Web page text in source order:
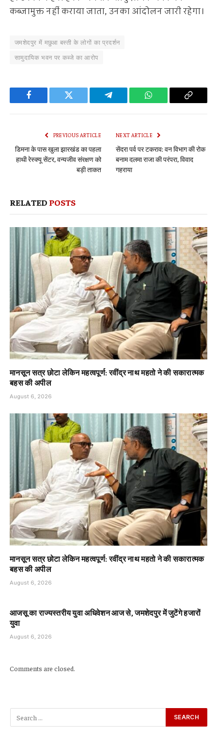
कब्जामुक्त नहीं कराया जाता, उनका आंदोलन जारी रहेगा।
जमशेदपुर में मछुआ बस्ती के लोगों का प्रदर्शन
सामुदायिक भवन पर कब्जे का आरोप
Facebook Twitter Telegram WhatsApp Copy
PREVIOUS ARTICLE
डिमना के पास खुला झारखंड का पहला
हाथी रेस्क्यू सेंटर, वन्यजीव संरक्षण को
बड़ी ताकत
NEXT ARTICLE
सेंदरा पर्व पर टकराव: वन विभाग की रोक
बनाम दलमा राजा की परंपरा, विवाद
गहराया
RELATED POSTS
मानसून सत्र छोटा लेकिन महत्वपूर्ण: रवींद्र नाथ महतो ने की सकारात्मक
बहस की अपील
August 6, 2026
मानसून सत्र छोटा लेकिन महत्वपूर्ण: रवींद्र नाथ महतो ने की सकारात्मक
बहस की अपील
August 6, 2026
आजसू का राज्यस्तरीय युवा अधिवेशन आज से, जमशेदपुर में जुटेंगे हजारों
युवा
August 6, 2026
Comments are closed.